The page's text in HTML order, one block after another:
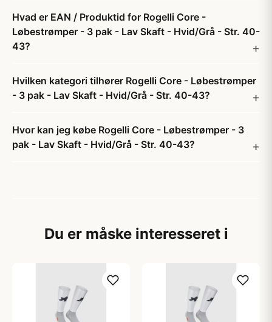
Hvad er EAN / Produktid for Rogelli Core -
Løbestrømper - 3 pak - Lav Skaft - Hvid/Grå - Str. 40-
43?
Hvilken kategori tilhører Rogelli Core - Løbestrømper
- 3 pak - Lav Skaft - Hvid/Grå - Str. 40-43?
Hvor kan jeg købe Rogelli Core - Løbestrømper - 3
pak - Lav Skaft - Hvid/Grå - Str. 40-43?
Du er måske interesseret i